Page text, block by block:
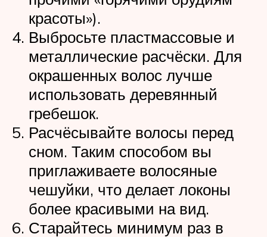
красоты»).
Выбросьте пластмассовые и
металлические расчёски. Для
окрашенных волос лучше
использовать деревянный
гребешок.
Расчёсывайте волосы перед
сном. Таким способом вы
приглаживаете волосяные
чешуйки, что делает локоны
более красивыми на вид.
Старайтесь минимум раз в